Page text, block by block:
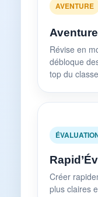
AVENTURE
Révise en
débloque
top du
Créer
plus claires